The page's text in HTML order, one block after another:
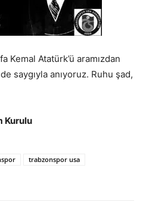
Kemal Atatürk’ü aramızdan
saygıyla anıyoruz. Ruhu şad,
Kurulu
trabzonspor usa